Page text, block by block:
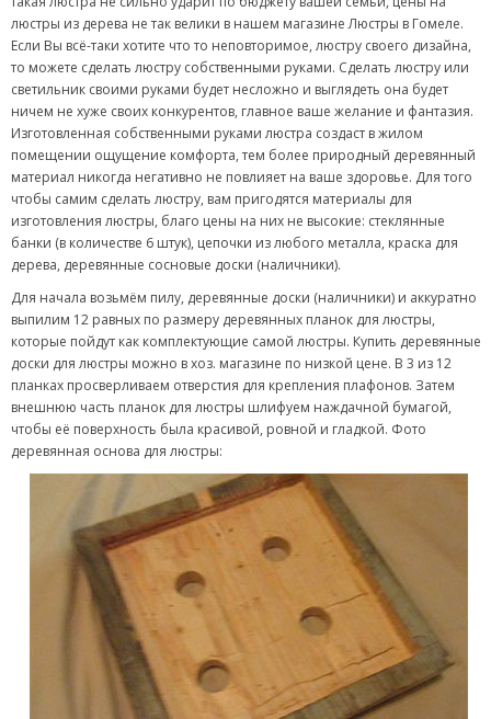
люстры из дерева не так велики в нашем магазине Люстры в Гомеле.
Если Вы всё-таки хотите что то неповторимое, люстру своего дизайна,
то можете сделать люстру собственными руками. Сделать люстру или
светильник своими руками будет несложно и выглядеть она будет
ничем не хуже своих конкурентов, главное ваше желание и фантазия.
Изготовленная собственными руками люстра создаст в жилом
помещении ощущение комфорта, тем более природный деревянный
материал никогда негативно не повлияет на ваше здоровье. Для того
чтобы самим сделать люстру, вам пригодятся материалы для
изготовления люстры, благо цены на них не высокие: стеклянные
банки (в количестве 6 штук), цепочки из любого металла, краска для
дерева, деревянные сосновые доски (наличники).
Для начала возьмём пилу, деревянные доски (наличники) и аккуратно
выпилим 12 равных по размеру деревянных планок для люстры,
которые пойдут как комплектующие самой люстры. Купить деревянные
доски для люстры можно в хоз. магазине по низкой цене. В 3 из 12
планках просверливаем отверстия для крепления плафонов. Затем
внешнюю часть планок для люстры шлифуем наждачной бумагой,
чтобы её поверхность была красивой, ровной и гладкой. Фото
деревянная основа для люстры: